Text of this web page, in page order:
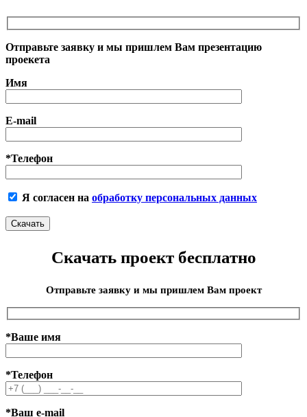
Отправьте заявку и мы пришлем Вам презентацию
проекета
Имя
E-mail
*Телефон
Я согласен на обработку персональных данных
Скачать проект бесплатно
Отправьте заявку и мы пришлем Вам проект
*Ваше имя
*Телефон
*Ваш e-mail